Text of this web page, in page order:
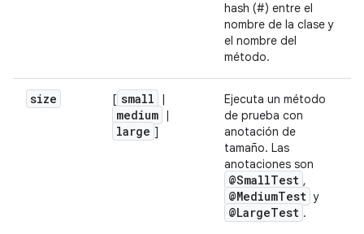
hash (#) entre el
nombre de la clase y
el nombre del
método.
size [ small |
medium |
large ]
Ejecuta un método
de prueba con
anotación de
tamaño. Las
anotaciones son
@SmallTest ,
@MediumTest y
@LargeTest .